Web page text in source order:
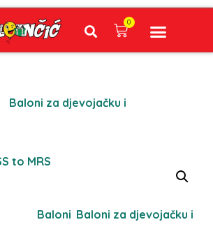
0
Baloni za djevojačku i
Baloni Baloni za djevojačku i